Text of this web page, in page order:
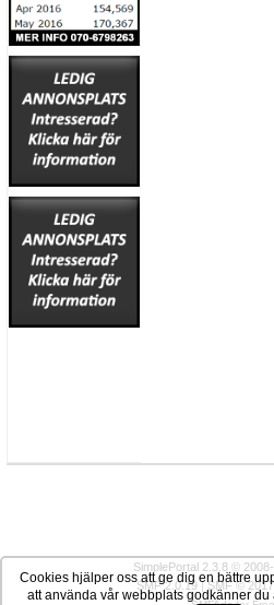
SimplePortal 2.3.8 ©
SMF 2.0.19|SMF © 2017
Cookies hjälper oss att ge dig en bättre
att använda vår webbplats godkänner